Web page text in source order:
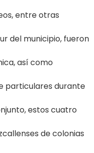
entre otras
del municipio, fueron
así como
particulares durante
estos cuatro
de colonias